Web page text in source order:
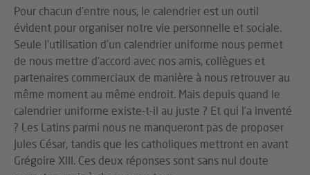
Pour chacun d’entre nous, le calendrier est un outil
évident pour organiser notre vie personnelle et sociale.
Seule l’utilisation d’un calendrier uniforme nous permet
de nous mettre d’accord avec nos amis, collègues et
partenaires commerciaux de manière à nous retrouver au
même moment au même endroit. Mais depuis quand le
calendrier uniforme existe-t-il au juste ? Et qui l’a inventé
? Les Latins parmi nous ne manqueront pas de proposer
Jules César, tandis que les catholiques mettront en avant
Grégoire XIII. Ces deux réponses sont sans nul doute